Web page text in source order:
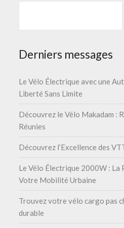
Derniers messages
Le Vélo Électrique avec une
Liberté Sans Limite
Découvrez le Vélo Makadam :
Réunies
Découvrez l’Excellence des
Le Vélo Électrique 2000W : La
Votre Mobilité Urbaine
Trouvez votre vélo cargo pas
durable